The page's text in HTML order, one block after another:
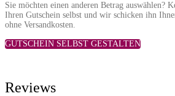
Sie möchten einen anderen Betrag auswählen?
Ihren Gutschein selbst und wir schicken ihn
ohne Versandkosten.
GUTSCHEIN SELBST GESTALTEN
Reviews